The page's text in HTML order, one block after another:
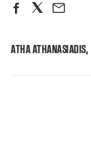
ATHA ATHANASIADIS,